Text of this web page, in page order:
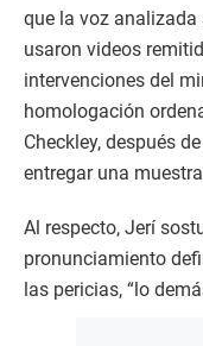
que la voz analizada
usaron videos
intervenciones del
homologación
Checkley, después
entregar una
Al respecto, Jerí
pronunciamiento
las pericias, “lo